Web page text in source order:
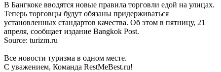
В Бангкоке вводятся новые правила торговли едой на улицах.
Теперь торговцы будут обязаны придерживаться
установленных стандартов качества. Об этом в пятницу, 21
апреля, сообщает издание Bangkok Post.
Source: turizm.ru
Все новости туризма в одном месте.
С уважением, Команда RestMeBest.ru!